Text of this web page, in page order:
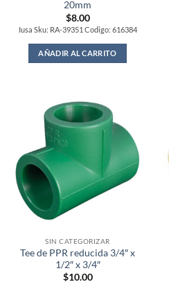
20mm
$8.00
Iusa Sku: RA-39351 Codigo: 616384
AÑADIR AL CARRITO
SIN CATEGORIZAR
Tee de PPR reducida 3/4″ x
1/2″ x 3/4″
$10.00